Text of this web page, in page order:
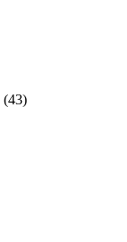
(43)